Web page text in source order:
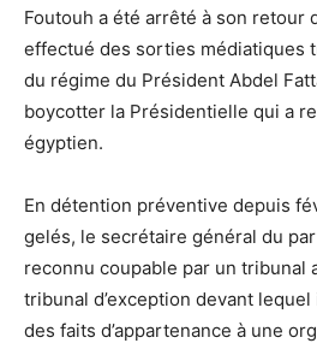
Foutouh a été arrêté à son retour
effectué des sorties médiatiques
du régime du Président Abdel
boycotter la Présidentielle qui a
égyptien.
En détention préventive depuis
gelés, le secrétaire général du
reconnu coupable par un tribunal
tribunal d’exception devant
des faits d’appartenance à une